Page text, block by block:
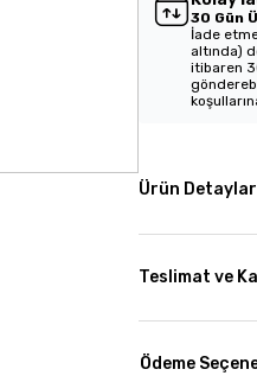
30 Gün
İade
altında)
itibaren
Ürün
Teslimat ve
Ödeme